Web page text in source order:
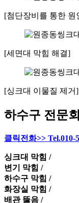
[첨단장비를 통한 원
[세면대 막힘 해결]
[싱크대 이물질 제거]
하수구 전문
클릭전화>> Tel.010-
싱크대 막힘 /
변기 막힘 /
하수구 막힘 /
화장실 막힘 /
배관 뚫음 /